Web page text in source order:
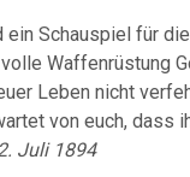
ein Schauspiel für
Waffenrüstung
Leben nicht
von euch, dass
Juli 1894